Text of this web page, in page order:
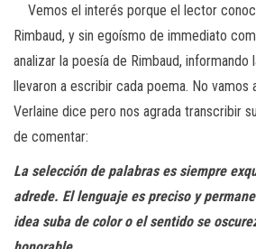
Vemos el interés porque el lector
Rimbaud, y sin egoísmo de immediato
analizar la poesía de Rimbaud, informando
llevaron a escribir cada poema. No vamos
Verlaine dice pero nos agrada transcribir
de comentar:
La selección de palabras es siempre
adrede. El lenguaje es preciso y
idea suba de coloro el sentido se